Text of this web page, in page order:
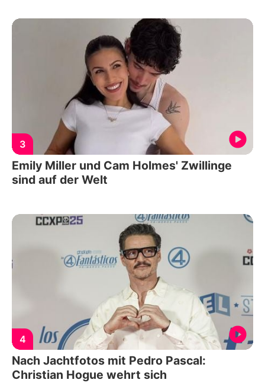
3
Emily Miller und Cam Holmes' Zwillinge
sind auf der Welt
4
Nach Jachtfotos mit Pedro Pascal:
Christian Hogue wehrt sich